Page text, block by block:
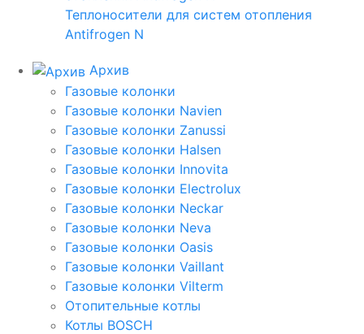
Теплоносители для систем отопления
Antifrogen N
Архив
Газовые колонки
Газовые колонки Navien
Газовые колонки Zanussi
Газовые колонки Halsen
Газовые колонки Innovita
Газовые колонки Electrolux
Газовые колонки Neckar
Газовые колонки Neva
Газовые колонки Oasis
Газовые колонки Vaillant
Газовые колонки Vilterm
Отопительные котлы
Котлы BOSCH